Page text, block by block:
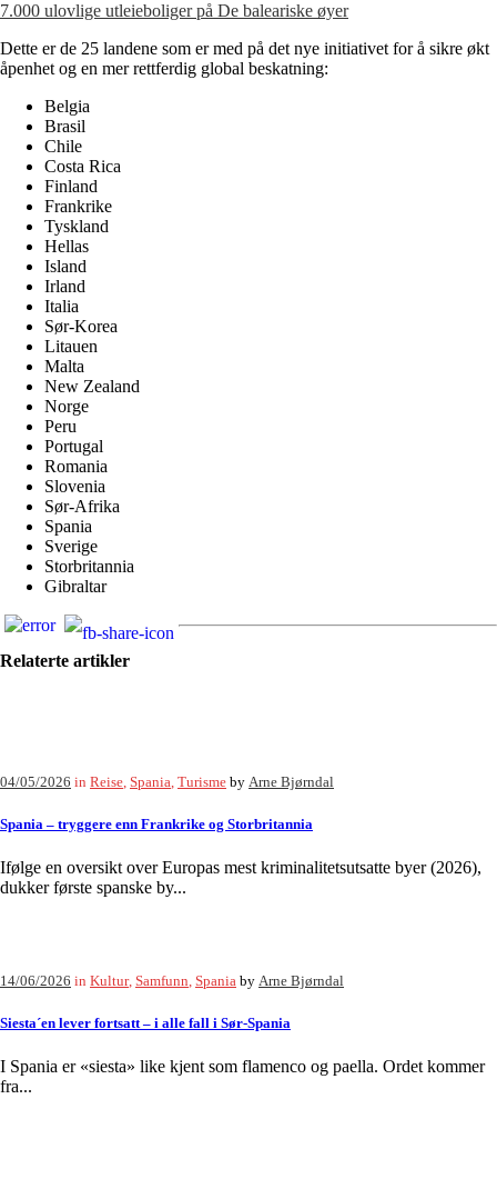
7.000 ulovlige utleieboliger på De baleariske øyer
Dette er de 25 landene som er med på det nye initiativet for å sikre økt
åpenhet og en mer rettferdig global beskatning:
Belgia
Brasil
Chile
Costa Rica
Finland
Frankrike
Tyskland
Hellas
Island
Irland
Italia
Sør-Korea
Litauen
Malta
New Zealand
Norge
Peru
Portugal
Romania
Slovenia
Sør-Afrika
Spania
Sverige
Storbritannia
Gibraltar
Relaterte artikler
04/05/2026 in Reise Spania Turisme by Arne Bjørndal
Spania – tryggere enn Frankrike og Storbritannia
Ifølge en oversikt over Europas mest kriminalitetsutsatte byer (2026),
dukker første spanske by...
14/06/2026 in Kultur, Samfunn, Spania by Arne Bjørndal
Siesta´en lever fortsatt – i alle fall i Sør-Spania
I Spania er «siesta» like kjent som flamenco og paella. Ordet kommer
fra...